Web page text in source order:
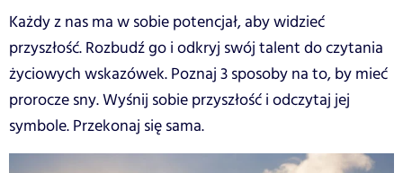
Każdy z nas ma w sobie potencjał, aby widzieć
przyszłość. Rozbudź go i odkryj swój talent do czytania
życiowych wskazówek. Poznaj 3 sposoby na to, by mieć
prorocze sny. Wyśnij sobie przyszłość i odczytaj jej
symbole. Przekonaj się sama.